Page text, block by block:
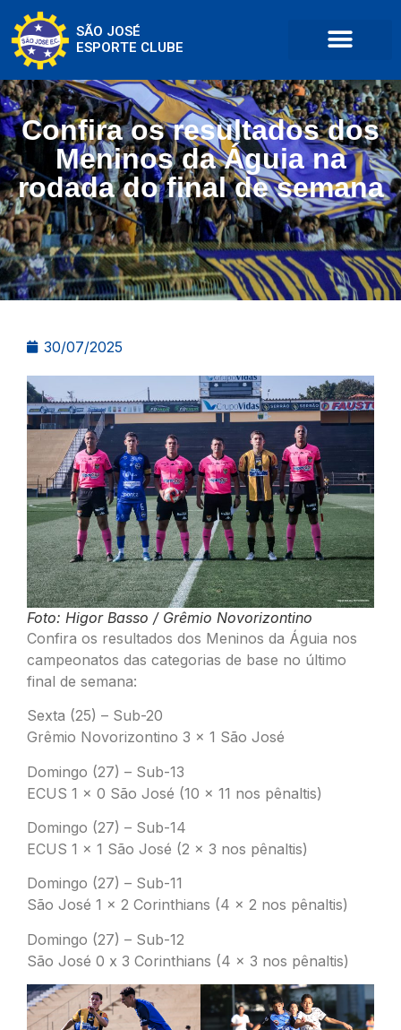
SÃO JOSÉ
ESPORTE CLUBE
Confira os resultados dos
Meninos da Águia na
rodada do final de semana
30/07/2025
Foto: Higor Basso / Grêmio Novorizontino
Confira os resultados dos Meninos da Águia nos
campeonatos das categorias de base no último
final de semana:
Sexta (25) – Sub-20
Grêmio Novorizontino 3 x 1 São José
Domingo (27) – Sub-13
ECUS 1 x 0 São José (10 x 11 nos pênaltis)
Domingo (27) – Sub-14
ECUS 1 x 1 São José (2 x 3 nos pênaltis)
Domingo (27) – Sub-11
São José 1 x 2 Corinthians (4 x 2 nos pênaltis)
Domingo (27) – Sub-12
São José 0 x 3 Corinthians (4 x 3 nos pênaltis)